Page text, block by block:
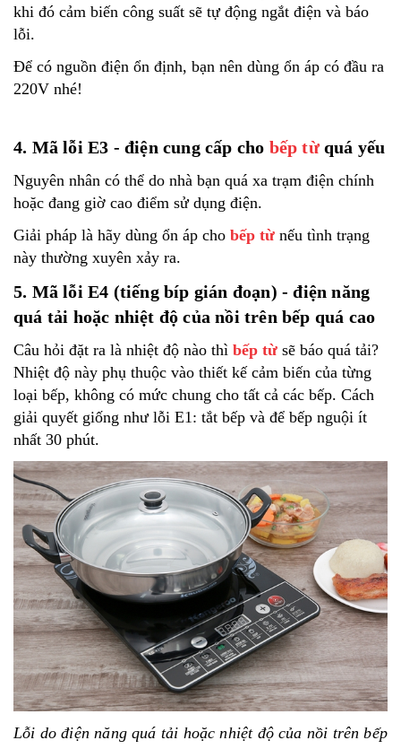
khi đó cảm biến công suất sẽ tự động ngắt điện và báo
lỗi.
Để có nguồn điện ổn định, bạn nên dùng ổn áp có đầu ra
220V nhé!
4. Mã lỗi E3 - điện cung cấp cho bếp từquá yếu
Nguyên nhân có thể do nhà bạn quá xa trạm điện chính
hoặc đang giờ cao điểm sử dụng điện.
Giải pháp là hãy dùng ổn áp cho bếp từ nếu tình trạng
này thường xuyên xảy ra.
5. Mã lỗi E4 (tiếng bíp gián đoạn) - điện năng
quá tải hoặc nhiệt độ của nồi trên bếp quá cao
Câu hỏi đặt ra là nhiệt độ nào thì bếp từ sẽ báo quá tải?
Nhiệt độ này phụ thuộc vào thiết kế cảm biến của từng
loại bếp, không có mức chung cho tất cả các bếp. Cách
giải quyết giống như lỗi E1: tắt bếp và để bếp nguội ít
nhất 30 phút.
Lỗi do điện năng quá tải hoặc nhiệt độ của nồi trên bếp